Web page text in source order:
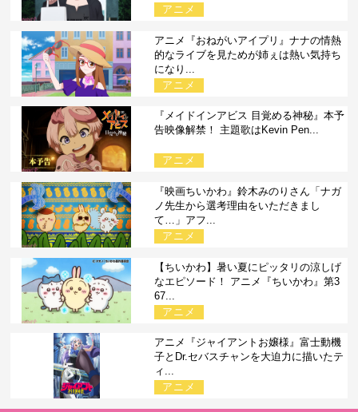
アニメ
アニメ『おねがいアイプリ』ナナの情熱
的なライブを見ためが姉ぇは熱い気持ち
になり...
アニメ
『メイドインアビス 目覚める神秘』本予
告映像解禁！ 主題歌はKevin Pen...
アニメ
『映画ちいかわ』鈴木みのりさん「ナガ
ノ先生から選考理由をいただきまし
て…」アフ...
アニメ
【ちいかわ】暑い夏にピッタリの涼しげ
なエピソード！ アニメ『ちいかわ』第3
67...
アニメ
アニメ『ジャイアントお嬢様』富士動機
子とDr.セバスチャンを大迫力に描いたテ
ィ...
アニメ